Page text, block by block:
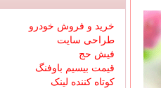
خرید و فروش خودرو
طراحی سایت
فیش حج
قیمت بیسیم باوفنگ
کوتاه کننده لینک